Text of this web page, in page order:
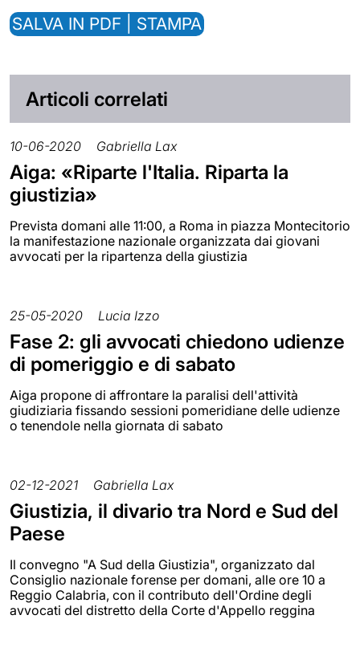
SALVA IN PDF | STAMPA
Articoli correlati
10-06-2020 Gabriella Lax
Aiga: «Riparte l'Italia. Riparta la
giustizia»
Prevista domani alle 11:00, a Roma in piazza Montecitorio
la manifestazione nazionale organizzata dai giovani
avvocati per la ripartenza della giustizia
25-05-2020 Lucia Izzo
Fase 2: gli avvocati chiedono udienze
di pomeriggio e di sabato
Aiga propone di affrontare la paralisi dell'attività
giudiziaria fissando sessioni pomeridiane delle udienze
o tenendole nella giornata di sabato
02-12-2021 Gabriella Lax
Giustizia, il divario tra Nord e Sud del
Paese
Il convegno "A Sud della Giustizia", organizzato dal
Consiglio nazionale forense per domani, alle ore 10 a
Reggio Calabria, con il contributo dell'Ordine degli
avvocati del distretto della Corte d'Appello reggina